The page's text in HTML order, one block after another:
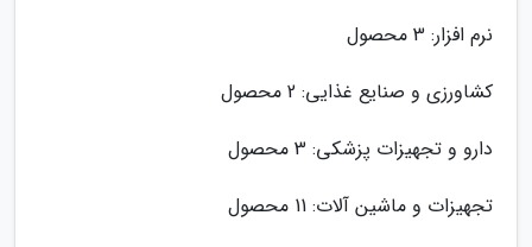
نرم افزار: 3 محصول
کشاورزی و صنایع غذایی: 2 محصول
دارو و تجهیزات پزشکی: 3 محصول
تجهیزات و ماشین آلات: 11 محصول